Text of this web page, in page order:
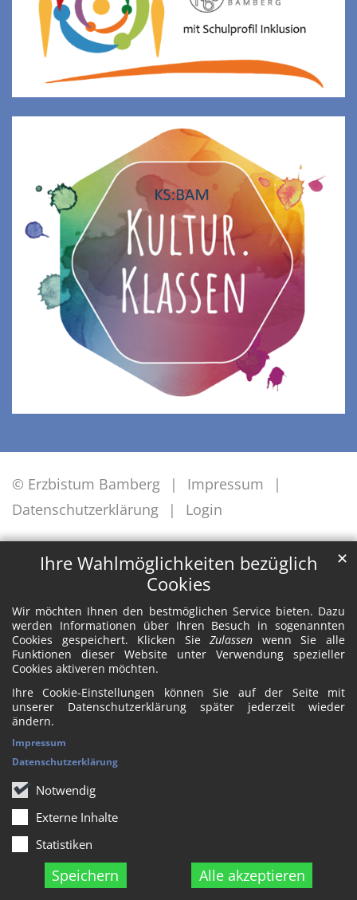
Ihre Wahlmöglichkeiten bezüglich
Cookies
Wir möchten Ihnen den bestmöglichen Service bieten. Dazu
werden Informationen über Ihren Besuch in sogenannten
Cookies gespeichert. Klicken SieZulassen wenn Sie alle
Funktionen dieser Website unter Verwendung spezieller
Cookies aktiveren möchten.
Ihre Cookie-Einstellungen können Sie auf der Seite mit
unserer Datenschutzerklärung später jederzeit wieder
ändern.
Notwendig
Externe Inhalte
Statistiken
Speichern Alle akzeptieren
✕
Impressum
Datenschutzerklärung
© Erzbistum Bamberg
Impressum
Datenschutzerklärung
Login